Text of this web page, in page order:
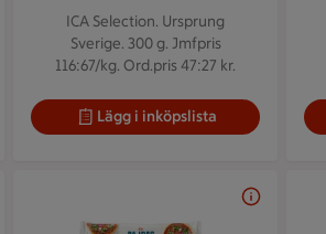
ICA Selection. Ursprung
Sverige. 300 g. Jmfpris
116:67/kg. Ord.pris 47:27 kr.
Lägg i inköpslista